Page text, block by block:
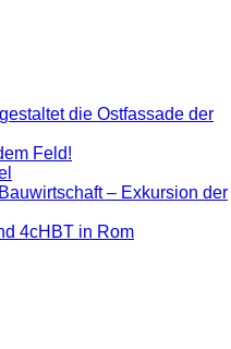
die Ostfassade der
Feld!
– Exkursion der
4cHBT in Rom